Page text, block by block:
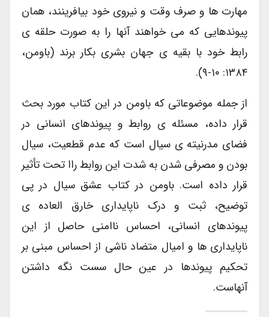
مهارت ها و صرف وقت و نیروی خود بیافرینند، همان
پیوندهایی که می خواهند آنها را به صورت حلقه ی
رابط خود با بقیه ی جهان بشری بکار برند (باومن،
۱۳۸۴: ۱۰-۹).
از جمله موضوعاتی که باومن در این کتاب مورد بحث
قرار داده، مسئله ی روابط و پیوندهای انسانی در
فضای مدرنیته ی سیال است که عدم قطعیت، سیال
بودن و مصرفی شدن به شدت این روابط راا تحت تأثیر
قرار داده است. باومن در کتاب عشق سیال در پی
توضیح، ثبت و درک ناپایداری خارق العاده ی
پیوندهای انسانی، احساس ناامنی حاصل از این
ناپایداری ها و امیال متضاد ناشی از احساس مبنی بر
تحکیم پیوندها در عین حال سست نگه داشتن
آنهاست.